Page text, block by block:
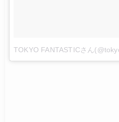
TOKYO FANTASTICさん